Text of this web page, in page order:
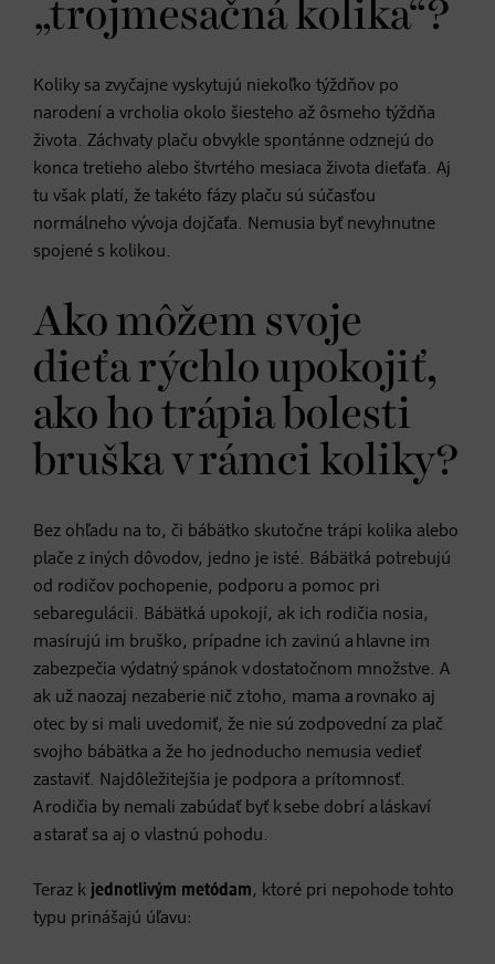
„trojmesačná kolika“?
Koliky sa zvyčajne vyskytujú niekoľko týždňov po
narodení a vrcholia okolo šiesteho až ôsmeho týždňa
života. Záchvaty plaču obvykle spontánne odznejú do
konca tretieho alebo štvrtého mesiaca života dieťaťa. Aj
tu však platí, že takéto fázy plaču sú súčasťou
normálneho vývoja dojčaťa. Nemusia byť nevyhnutne
spojené s kolikou.
Ako môžem svoje
dieťa rýchlo upokojiť,
ako ho trápia bolesti
bruška v rámci koliky?
Bez ohľadu na to, či bábätko skutočne trápi kolika alebo
plače z iných dôvodov, jedno je isté. Bábätká potrebujú
od rodičov pochopenie, podporu a pomoc pri
sebaregulácii. Bábätká upokojí, ak ich rodičia nosia,
masírujú im bruško, prípadne ich zavinú a hlavne im
zabezpečia výdatný spánok v dostatočnom množstve. A
ak už naozaj nezaberie nič z toho, mama a rovnako aj
otec by si mali uvedomiť, že nie sú zodpovední za plač
svojho bábätka a že ho jednoducho nemusia vedieť
zastaviť. Najdôležitejšia je podpora a prítomnosť.
A rodičia by nemali zabúdať byť k sebe dobrí a láskaví
a starať sa aj o vlastnú pohodu.
Teraz k jednotlivým metódam, ktoré pri nepohode tohto
typu prinášajú úľavu: